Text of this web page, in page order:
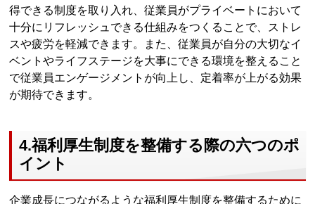
得できる制度を取り入れ、従業員がプライベートにおいて
十分にリフレッシュできる仕組みをつくることで、ストレ
スや疲労を軽減できます。また、従業員が自分の大切なイ
ベントやライフステージを大事にできる環境を整えること
で従業員エンゲージメントが向上し、定着率が上がる効果
が期待できます。
4.福利厚生制度を整備する際の六つのポ
イント
企業成長につながるような福利厚生制度を整備するために